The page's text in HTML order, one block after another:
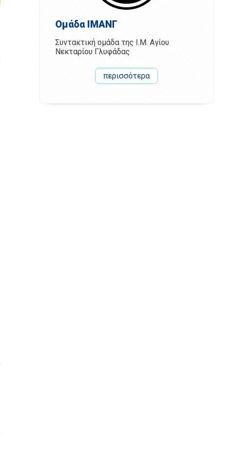
Ομάδα ΙΜΑΝΓ
Συντακτική ομάδα της Ι.Μ. Αγίου
Νεκταρίου Γλυφάδας
περισσότερα